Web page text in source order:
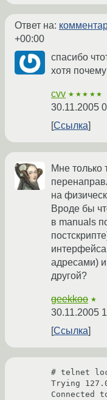
Ответ на:
+00:00
спасибо
хотя
cvv ★★★★★
30.11.2005
Ссылка
Мне только
на
Вроде бы
в manuals
адресами)
другой?
geekkoo ★
30.11.2005
Ссылка
# telnet
Trying
Connected